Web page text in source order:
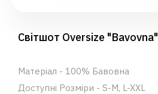
Світшот Oversize "Bavovna"
Матеріал - 100% Бавовна
Доступні Розміри - S-M, L-XXL